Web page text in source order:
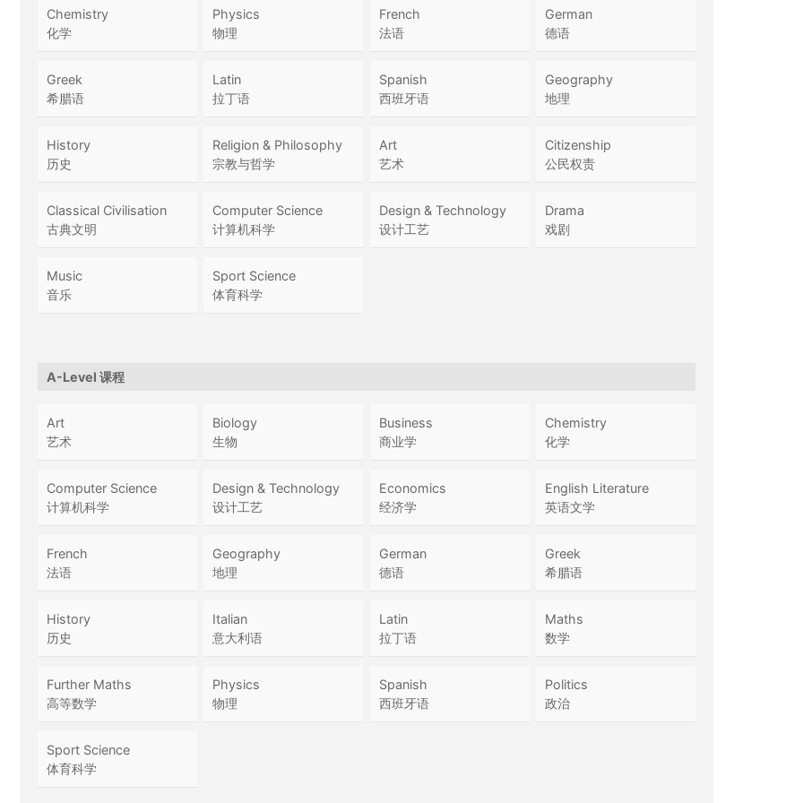
Chemistry
化学
Physics
物理
French
法语
German
德语
Greek
希腊语
Latin
拉丁语
Spanish
西班牙语
Geography
地理
History
历史
Religion & Philosophy
宗教与哲学
Art
艺术
Citizenship
公民权责
Classical Civilisation
古典文明
Computer Science
计算机科学
Design & Technology
设计工艺
Drama
戏剧
Music
音乐
Sport Science
体育科学
A-Level 课程
Art
艺术
Biology
生物
Business
商业学
Chemistry
化学
Computer Science
计算机科学
Design & Technology
设计工艺
Economics
经济学
English Literature
英语文学
French
法语
Geography
地理
German
德语
Greek
希腊语
History
历史
Italian
意大利语
Latin
拉丁语
Maths
数学
Further Maths
高等数学
Physics
物理
Spanish
西班牙语
Politics
政治
Sport Science
体育科学